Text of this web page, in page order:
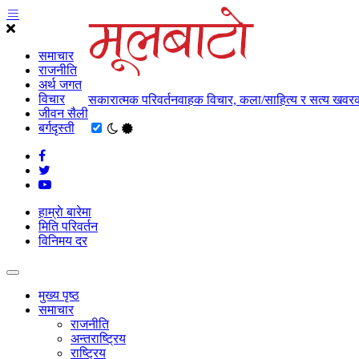
समाचार
राजनीति
अर्थ जगत
विचार
जीवन सैली
बर्गदृस्ती
सकारात्मक परिवर्तनवाहक विचार, कला/साहित्य र सत्य
हाम्राे बारेमा
मिति परिवर्तन
विनिमय दर
मुख्य पृष्ठ
समाचार
राजनीति
अन्तराष्ट्रिय
राष्ट्रिय